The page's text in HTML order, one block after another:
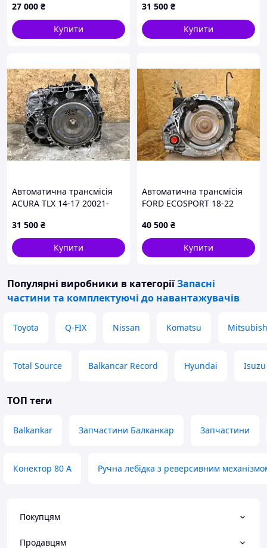
27 000 ₴
Купити
31 500 ₴
Купити
Автоматична трансмісія
ACURA TLX 14-17 20021-
31 500 ₴
Купити
Автоматична трансмісія
FORD ECOSPORT 18-22
40 500 ₴
Купити
Популярні виробники в категоріїЗапасні
частини та комплектуючі до навантажувачів
Toyota Q-FIX Nissan Komatsu
Total Source Balkancar Record Hyundai Isuzu
ТОП теги
Balkankar Запчастини Балканкар Запчастини
Конектор 80 А Ручна лебідка з реверсивним
Покупцям
Продавцям